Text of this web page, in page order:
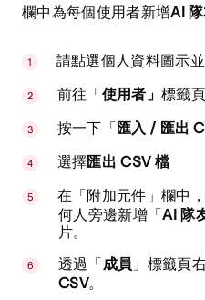
欄中為每個使用者新增AI
請點選個人資料圖示
前往「使用者」 標籤頁
按一下「匯入 / 匯出
選擇匯出 CSV 檔
在「附加元件」欄中
何人旁邊新增「AI 隊
片。
透過「成員 」標籤頁
CSV。